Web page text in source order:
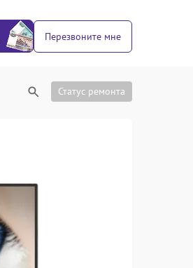
Перезвоните мне
Статус ремонта